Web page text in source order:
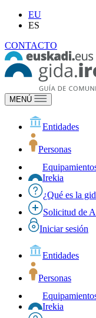
EU
ES
CONTACTO
MENÚ
Entidades
Personas
Irekia
¿Qué es la
Solicitud de
Iniciar sesión
Entidades
Personas
Irekia